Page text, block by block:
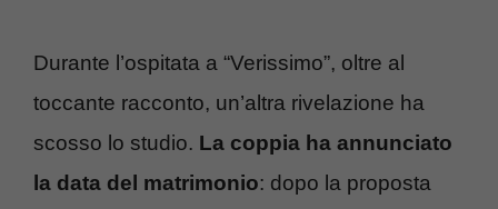
Durante l’ospitata a “Verissimo”, oltre al
toccante racconto, un’altra rivelazione ha
scosso lo studio. La coppia ha annunciato
la data del matrimonio: dopo la proposta